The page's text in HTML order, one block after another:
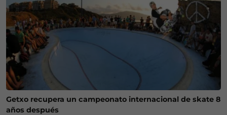
Getxo recupera un campeonato internacional de skate 8
años después